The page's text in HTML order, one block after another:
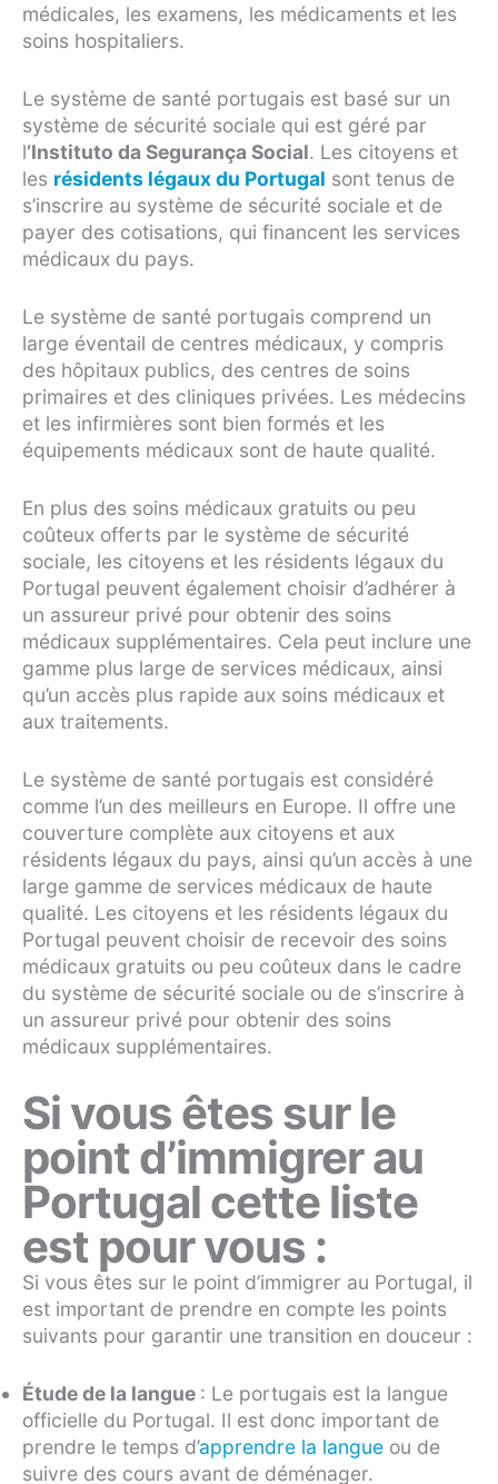
médicales, les examens, les médicaments et les
soins hospitaliers.
Le système de santé portugais est basé sur un
système de sécurité sociale qui est géré par
l’Instituto da Segurança Social. Les citoyens et
les résidents légaux du Portugal sont tenus de
s’inscrire au système de sécurité sociale et de
payer des cotisations, qui financent les services
médicaux du pays.
Le système de santé portugais comprend un
large éventail de centres médicaux, y compris
des hôpitaux publics, des centres de soins
primaires et des cliniques privées. Les médecins
et les infirmières sont bien formés et les
équipements médicaux sont de haute qualité.
En plus des soins médicaux gratuits ou peu
coûteux offerts par le système de sécurité
sociale, les citoyens et les résidents légaux du
Portugal peuvent également choisir d’adhérer à
un assureur privé pour obtenir des soins
médicaux supplémentaires. Cela peut inclure une
gamme plus large de services médicaux, ainsi
qu’un accès plus rapide aux soins médicaux et
aux traitements.
Le système de santé portugais est considéré
comme l’un des meilleurs en Europe. Il offre une
couverture complète aux citoyens et aux
résidents légaux du pays, ainsi qu’un accès à une
large gamme de services médicaux de haute
qualité. Les citoyens et les résidents légaux du
Portugal peuvent choisir de recevoir des soins
médicaux gratuits ou peu coûteux dans le cadre
du système de sécurité sociale ou de s’inscrire à
un assureur privé pour obtenir des soins
médicaux supplémentaires.
Si vous êtes sur le
point d’immigrer au
Portugal cette liste
est pour vous :
Si vous êtes sur le point d’immigrer au Portugal, il
est important de prendre en compte les points
suivants pour garantir une transition en douceur :
Étude de la langue : Le portugais est la langue
officielle du Portugal. Il est donc important de
prendre le temps d’apprendre la langue ou de
suivre des cours avant de déménager.